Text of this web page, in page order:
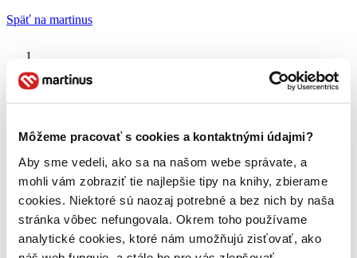
Môžeme pracovať s cookies a kontaktnými údajmi?
Aby sme vedeli, ako sa na našom webe správate, a
mohli vám zobraziť tie najlepšie tipy na knihy, zbierame
cookies. Niektoré sú naozaj potrebné a bez nich by naša
stránka vôbec nefungovala. Okrem toho používame
analytické cookies, ktoré nám umožňujú zisťovať, ako
Späť na martinus
Neznámych nemiluj
O nás
Náš príbeh
Galéria Martinusu
Zodpovednosť
Sme B Corp